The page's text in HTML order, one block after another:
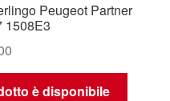
Peugeot Partner
1508E3
è disponibile